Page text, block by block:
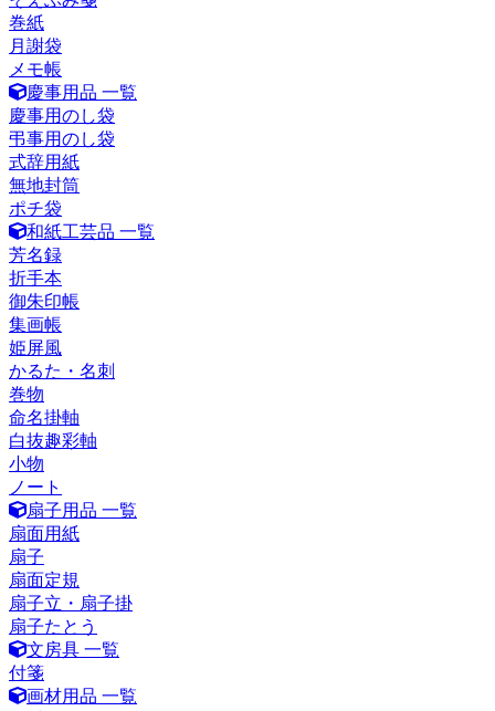
巻紙
月謝袋
メモ帳
慶事用品 一覧
慶事用のし袋
弔事用のし袋
式辞用紙
無地封筒
ポチ袋
和紙工芸品 一覧
芳名録
折手本
御朱印帳
集画帳
姫屏風
かるた・名刺
巻物
命名掛軸
白抜趣彩軸
小物
ノート
扇子用品 一覧
扇面用紙
扇子
扇面定規
扇子立・扇子掛
扇子たとう
文房具 一覧
付箋
画材用品 一覧